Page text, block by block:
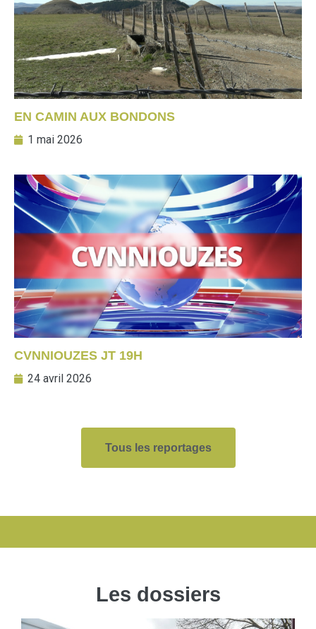
EN CAMIN AUX BONDONS
1 mai 2026
CVNNIOUZES JT 19H
24 avril 2026
Tous les reportages
Les dossiers